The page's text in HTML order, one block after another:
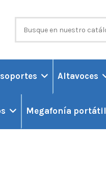
Altavoces
Megafonía portátil